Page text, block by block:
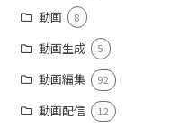
動画 8
動画生成 5
動画編集 92
動画配信 12